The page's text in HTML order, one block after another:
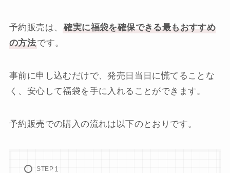
予約販売は、
確実に福袋を確保できる最もおすすめ
の方法です。
事前に申し込むだけで、発売日当日に慌てることな
く、安心して福袋を手に入れることができます。
予約販売での購入の流れは以下のとおりです。
STEP